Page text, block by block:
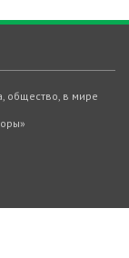
общество, в мире